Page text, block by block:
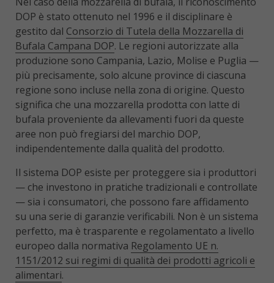
DOP è stato ottenuto nel 1996 e il disciplinare è
gestito dal Consorzio di Tutela della Mozzarella di
Bufala Campana DOP. Le regioni autorizzate alla
produzione sono Campania, Lazio, Molise e Puglia —
più precisamente, solo alcune province di ciascuna
regione sono incluse nella zona di origine. Questo
significa che una mozzarella prodotta con latte di
bufala proveniente da allevamenti fuori da queste
aree non può fregiarsi del marchio DOP,
indipendentemente dalla qualità del prodotto.
Il sistema DOP esiste per proteggere sia i produttori
— che investono in pratiche tradizionali e controllate
— sia i consumatori, che possono fare affidamento
su una serie di garanzie verificabili. Non è un sistema
perfetto, ma è trasparente e regolamentato a livello
europeo dalla normativa Regolamento UE n.
1151/2012 sui regimi di qualità dei prodotti agricoli e
alimentari.